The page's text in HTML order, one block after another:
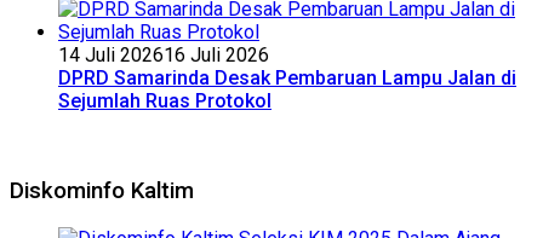
14 Juli 202616 Juli 2026
DPRD Samarinda Desak Pembaruan Lampu Jalan di
Sejumlah Ruas Protokol
Diskominfo Kaltim